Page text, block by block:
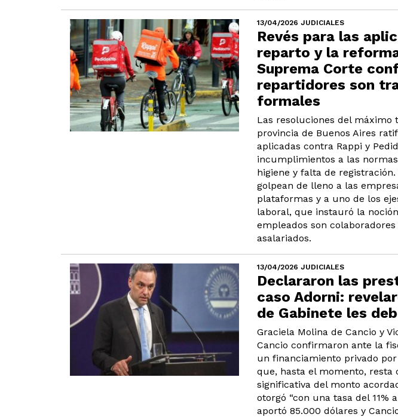
13/04/2026 JUDICIALES
Revés para las
reparto y la
Suprema Corte
repartidores son
formales
Las resoluciones del máximo
provincia de Buenos Aires
aplicadas contra Rappi y
incumplimientos a las
higiene y falta de registración.
golpean de lleno a las
plataformas y a uno de los
laboral, que instauró la
empleados son
asalariados.
13/04/2026 JUDICIALES
Declararon las
caso Adorni:
de Gabinete les
Graciela Molina de Cancio y
Cancio confirmaron ante la
un financiamiento privado
que, hasta el momento, resta
significativa del monto
otorgó “con una tasa del 11%
aportó 85.000 dólares y